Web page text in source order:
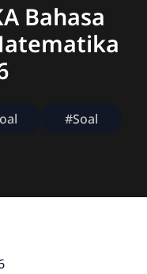
Bahasa
#Soal